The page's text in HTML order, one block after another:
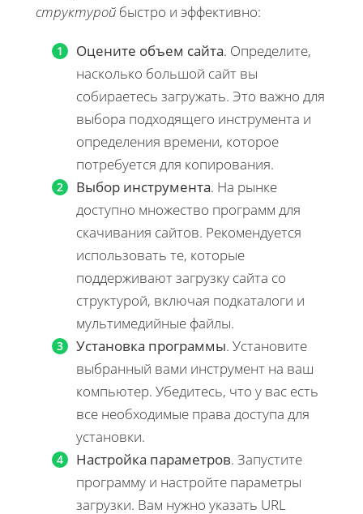
структурой быстро и эффективно:
Оцените объем сайта. Определите,
насколько большой сайт вы
собираетесь загружать. Это важно для
выбора подходящего инструмента и
определения времени, которое
потребуется для копирования.
Выбор инструмента. На рынке
доступно множество программ для
скачивания сайтов. Рекомендуется
использовать те, которые
поддерживают загрузку сайта со
структурой, включая подкаталоги и
мультимедийные файлы.
Установка программы. Установите
выбранный вами инструмент на ваш
компьютер. Убедитесь, что у вас есть
все необходимые права доступа для
установки.
Настройка параметров. Запустите
программу и настройте параметры
загрузки. Вам нужно указать URL